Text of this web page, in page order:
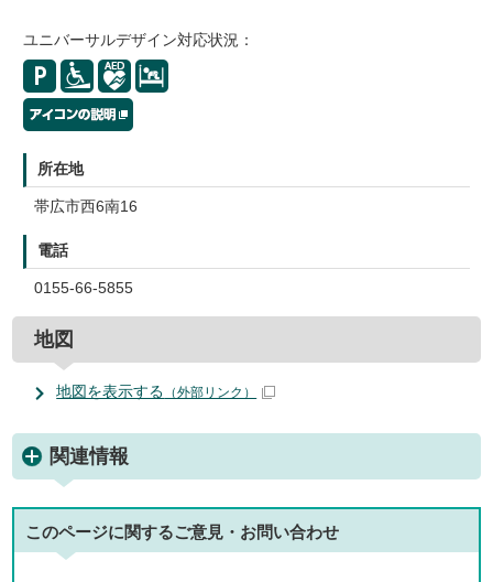
ユニバーサルデザイン対応状況：
所在地
帯広市西6南16
電話
0155-66-5855
地図
地図を表示する （外部リンク）
関連情報
このページに関するご意見・お問い合わせ